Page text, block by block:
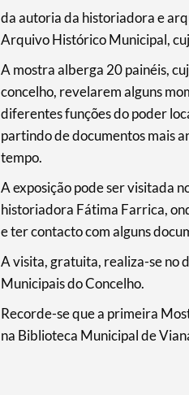
Filtros
​da autoria da historiadora e
Arquivo Histórico Municipal,
A mostra alberga 20 painéis,
concelho, revelarem alguns
diferentes funções do poder
partindo de documentos mais
tempo.
A exposição pode ser visitada
historiadora Fátima Farrica,
e ter contacto com alguns
A visita, gratuita, realiza-se no
Municipais do Concelho.
Recorde-se que a primeira
na Biblioteca Municipal de